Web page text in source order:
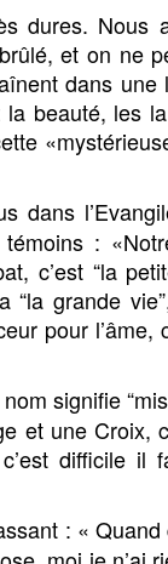
dures. Nous
et on ne
dans
beauté, les
dans
:
c’est “la
grande
pour l’âme,
signifie
et une Croix,
difficile il
: «